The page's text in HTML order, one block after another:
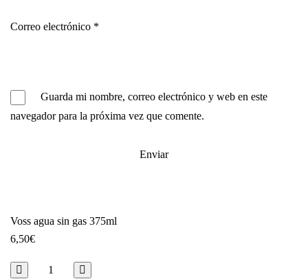
Correo electrónico *
Guarda mi nombre, correo electrónico y web en este
navegador para la próxima vez que comente.
Voss agua sin gas 375ml
6,50€